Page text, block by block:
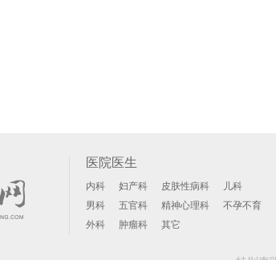
医院医生
内科 妇产科 皮肤性病科
儿科
男科
五官科 精神心理科
不孕不育
外科
肿瘤科 其它